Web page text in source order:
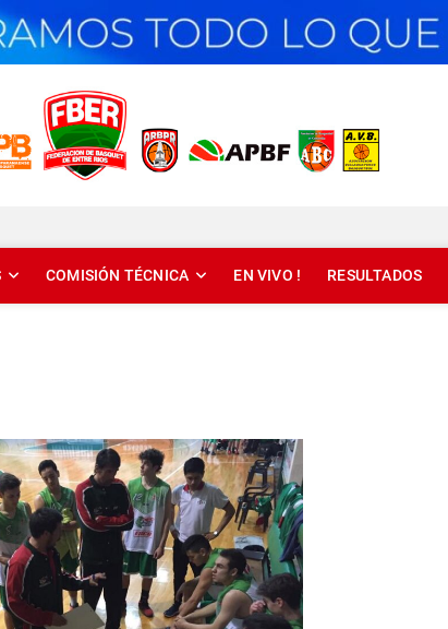
RÍOS
COMISIÓN TÉCNICA EN VIVO ! RESULTADOS